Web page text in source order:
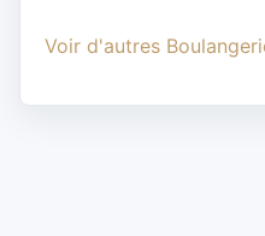
Voir d'autres